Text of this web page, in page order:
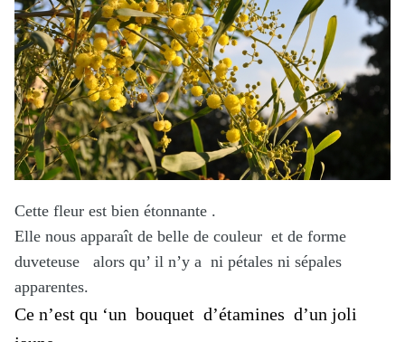
Cette fleur est bien étonnante .
Elle nous apparaît de belle de couleur et de forme
duveteuse alors qu’ il n’y a ni pétales ni sépales
apparentes.
Ce n’est qu ‘un bouquet d’étamines d’un joli